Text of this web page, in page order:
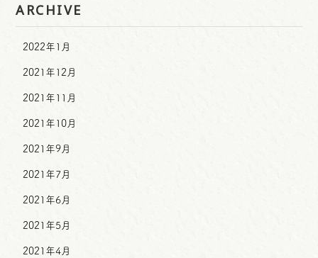
ARCHIVE
2022年1月
2021年12月
2021年11月
2021年10月
2021年9月
2021年7月
2021年6月
2021年5月
2021年4月